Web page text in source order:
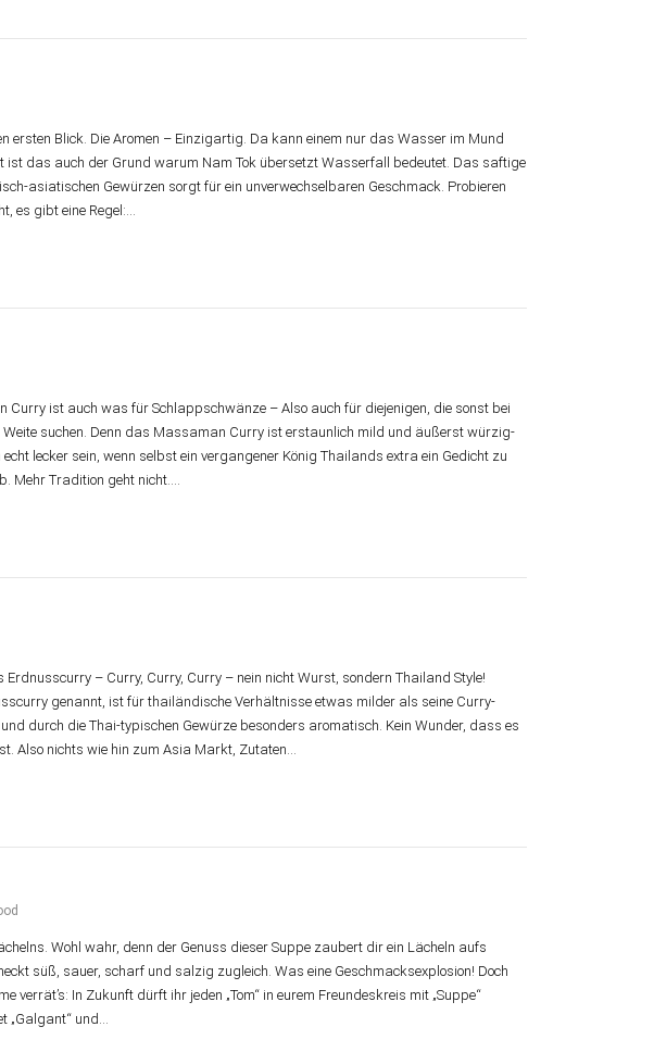
ersten Blick. Die Aromen – Einzigartig. Da kann einem nur das Wasser im Mund
ist das auch der Grund warum Nam Tok übersetzt Wasserfall bedeutet. Das saftige
asiatischen Gewürzen sorgt für ein unverwechselbaren Geschmack. Probieren
es gibt eine Regel:…
Curry ist auch was für Schlappschwänze – Also auch für diejenigen, die sonst bei
suchen. Denn das Massaman Curry ist erstaunlich mild und äußerst würzig-
lecker sein, wenn selbst ein vergangener König Thailands extra ein Gedicht zu
Mehr Tradition geht nicht.…
– Curry, Curry, Curry – nein nicht Wurst, sondern Thailand Style!
genannt, ist für thailändische Verhältnisse etwas milder als seine Curry-
durch die Thai-typischen Gewürze besonders aromatisch. Kein Wunder, dass es
Also nichts wie hin zum Asia Markt, Zutaten…
Wohl wahr, denn der Genuss dieser Suppe zaubert dir ein Lächeln aufs
süß, sauer, scharf und salzig zugleich. Was eine Geschmacksexplosion! Doch
verrät’s: In Zukunft dürft ihr jeden „Tom“ in eurem Freundeskreis mit „Suppe“
„Galgant“ und…